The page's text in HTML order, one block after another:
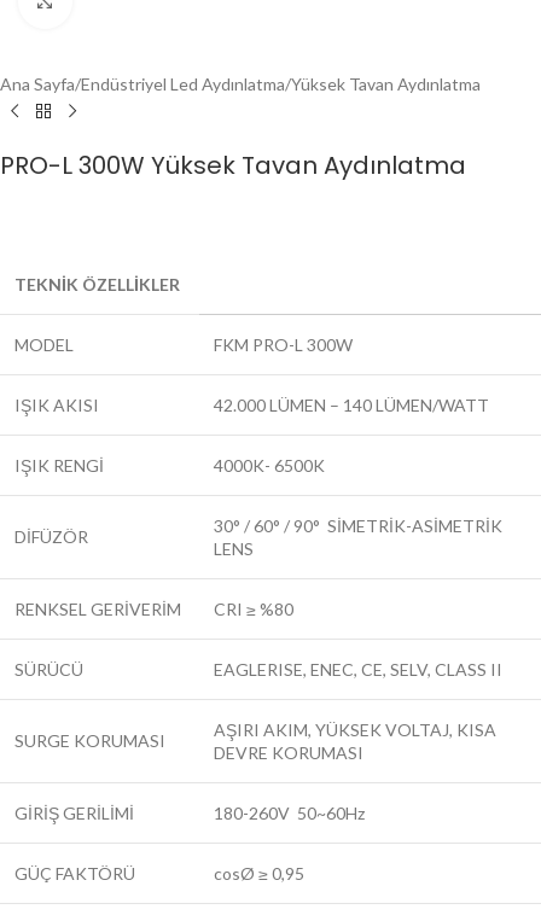
Ana Sayfa/Endüstriyel Led Aydınlatma/Yüksek Tavan Aydınlatma
PRO-L 300W Yüksek Tavan Aydınlatma
TEKNİK ÖZELLİKLER
MODEL FKM PRO-L 300W
IŞIK AKISI 42.000 LÜMEN – 140 LÜMEN/WATT
IŞIK RENGİ 4000K- 6500K
DİFÜZÖR
30° / 60° / 90° SİMETRİK-ASİMETRİK
LENS
RENKSEL GERİVERİM CRI ≥ %80
SÜRÜCÜ EAGLERISE, ENEC, CE, SELV, CLASS II
SURGE KORUMASI
AŞIRI AKIM, YÜKSEK VOLTAJ, KISA
DEVRE KORUMASI
GİRİŞ GERİLİMİ 180-260V 50~60Hz
GÜÇ FAKTÖRÜ cosØ ≥ 0,95